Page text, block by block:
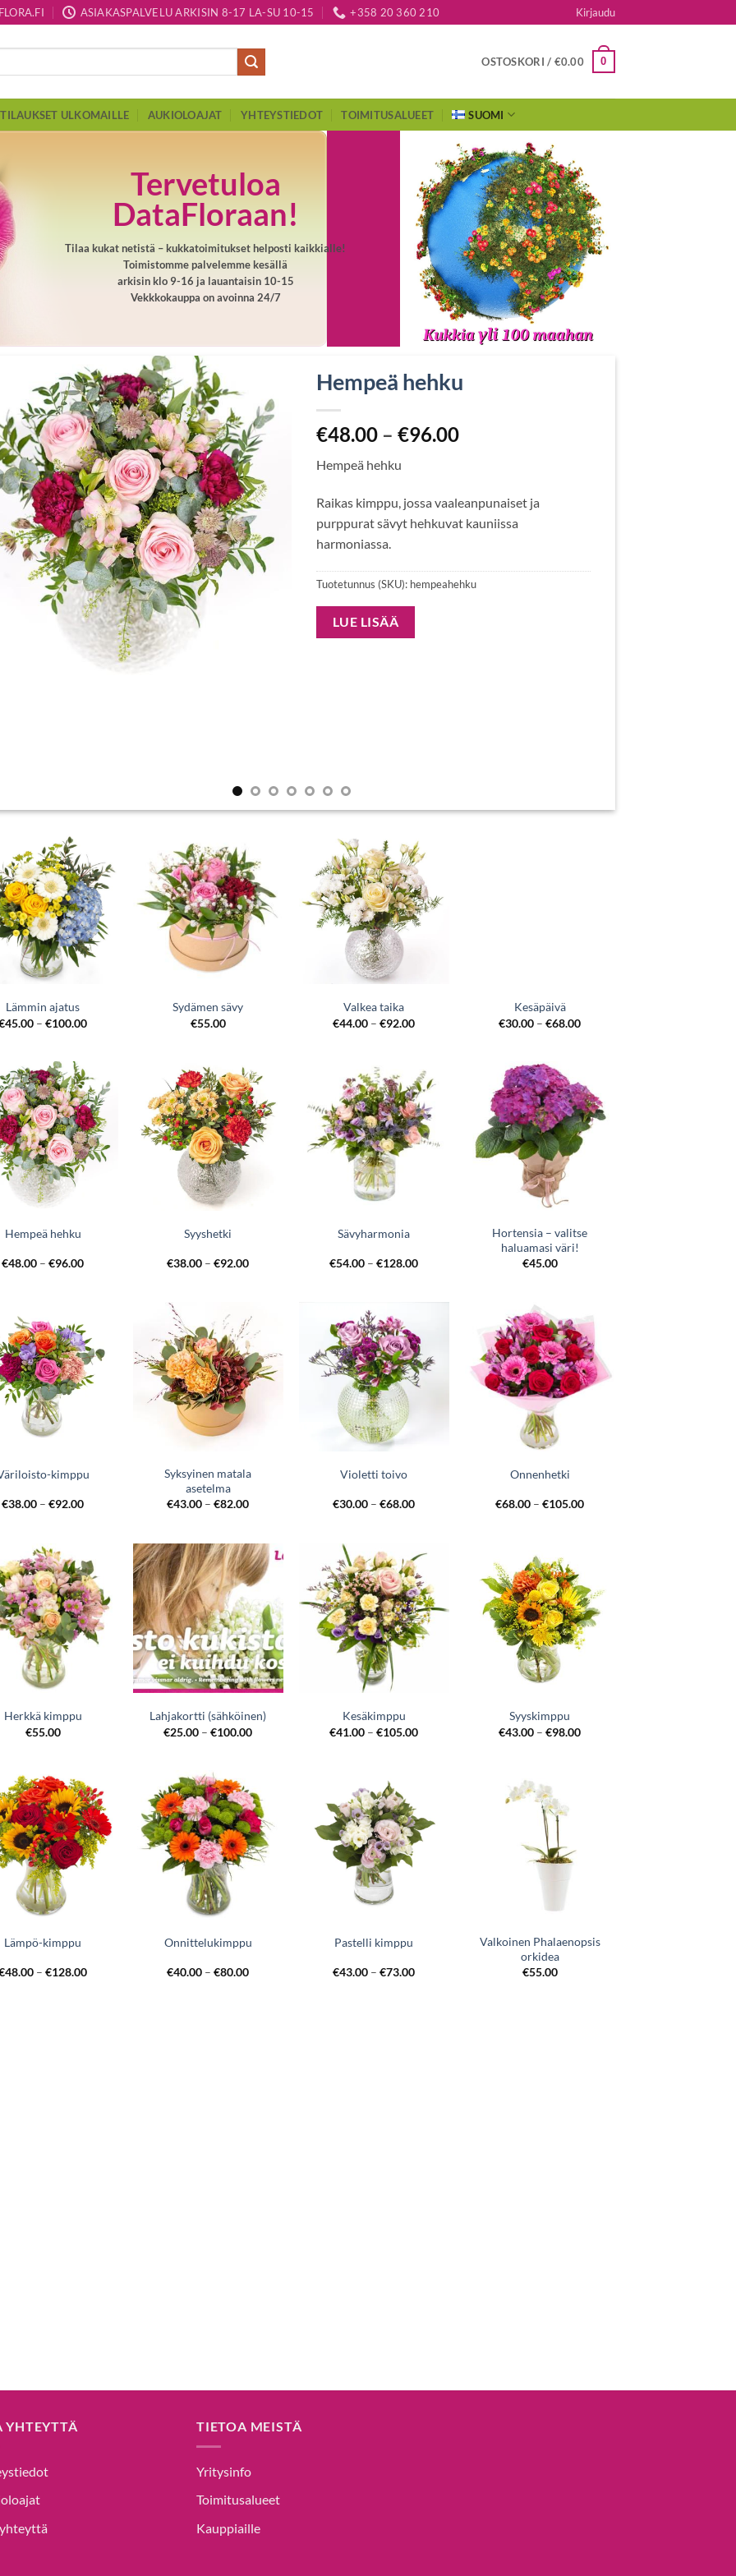
ASIAKASPALVELU ARKISIN 8-17 LA-SU 10-15 +358 20 360 210 Kirjaudu
OSTOSKORI / €0.00 0
TILAUKSET ULKOMAILLE AUKIOLOAJAT YHTEYSTIEDOT TOIMITUSALUEET SUOMI
Tervetuloa
DataFloraan!
Tilaa kukat netistä – kukkatoimitukset helposti kaikkialle!
Toimistomme palvelemme kesällä
arkisin klo 9-16 ja lauantaisin 10-15
Vekkkokauppa on avoinna 24/7
Hempeä hehku
€48.00 –€96.00
Hempeä hehku
Raikas kimppu, jossa vaaleanpunaiset ja
purppurat sävyt hehkuvat kauniissa
harmoniassa.
Tuotetunnus (SKU): hempeahehku
LUE LISÄÄ
Lämmin ajatus
45.00 –€100.00
Sydämen sävy
€55.00
Valkea taika
€44.00 –€92.00
Kesäpäivä
€30.00 –€68.00
Hempeä hehku
€48.00 –€96.00
Syyshetki
€38.00 –€92.00
Sävyharmonia
€54.00 –€128.00
Hortensia – valitse
haluamasi väri!
€45.00
kimppu
€38.00 –€92.00
Syksyinen matala
asetelma
€43.00 –€82.00
Violetti toivo
€30.00 –€68.00
Onnenhetki
€68.00 –€105.00
Herkkä kimppu
€55.00
Lahjakortti (sähköinen)
€25.00 –€100.00
Kesäkimppu
€41.00 –€105.00
Syyskimppu
€43.00 –€98.00
Lämpö-kimppu
48.00 –€128.00
Onnittelukimppu
€40.00 –€80.00
Pastelli kimppu
€43.00 –€73.00
Valkoinen Phalaenopsis
orkidea
€55.00
YHTEYTTÄ TIETOA MEISTÄ
Yritysinfo
Toimitusalueet
Kauppiaille